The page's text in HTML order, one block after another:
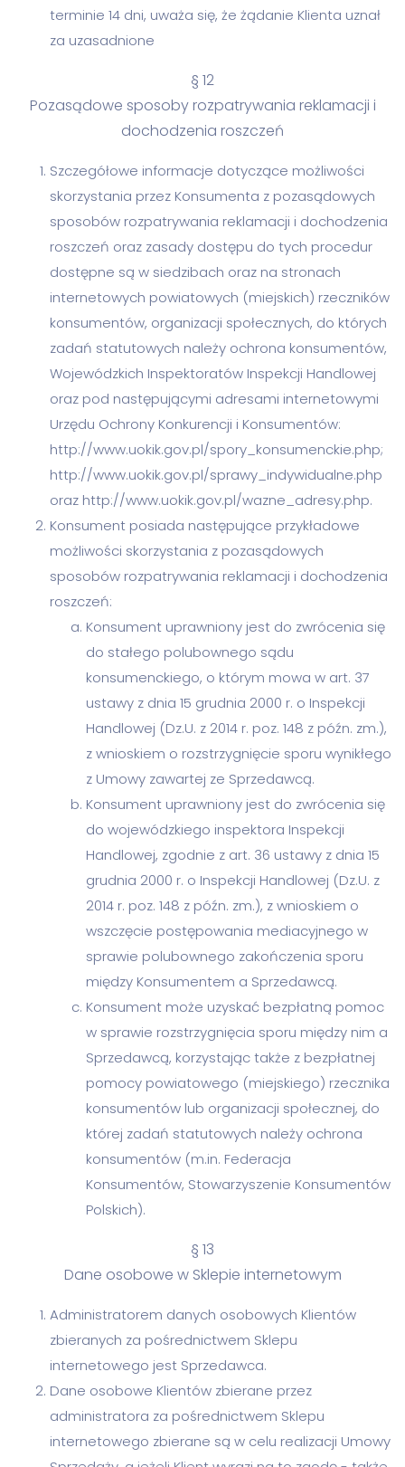
terminie 14 dni, uważa się, że żądanie Klienta uznał
za uzasadnione
§ 12
Pozasądowe sposoby rozpatrywania reklamacji i
dochodzenia roszczeń
Szczegółowe informacje dotyczące możliwości
skorzystania przez Konsumenta z pozasądowych
sposobów rozpatrywania reklamacji i dochodzenia
roszczeń oraz zasady dostępu do tych procedur
dostępne są w siedzibach oraz na stronach
internetowych powiatowych (miejskich) rzeczników
konsumentów, organizacji społecznych, do których
zadań statutowych należy ochrona konsumentów,
Wojewódzkich Inspektoratów Inspekcji Handlowej
oraz pod następującymi adresami internetowymi
Urzędu Ochrony Konkurencji i Konsumentów:
http://www.uokik.gov.pl/spory_konsumenckie.php;
http://www.uokik.gov.pl/sprawy_indywidualne.php
oraz http://www.uokik.gov.pl/wazne_adresy.php.
Konsument posiada następujące przykładowe
możliwości skorzystania z pozasądowych
sposobów rozpatrywania reklamacji i dochodzenia
roszczeń:
Konsument uprawniony jest do zwrócenia się
do stałego polubownego sądu
konsumenckiego, o którym mowa w art. 37
ustawy z dnia 15 grudnia 2000 r. o Inspekcji
Handlowej (Dz.U. z 2014 r. poz. 148 z późn. zm.),
z wnioskiem o rozstrzygnięcie sporu wynikłego
z Umowy zawartej ze Sprzedawcą.
Konsument uprawniony jest do zwrócenia się
do wojewódzkiego inspektora Inspekcji
Handlowej, zgodnie z art. 36 ustawy z dnia 15
grudnia 2000 r. o Inspekcji Handlowej (Dz.U. z
2014 r. poz. 148 z późn. zm.), z wnioskiem o
wszczęcie postępowania mediacyjnego w
sprawie polubownego zakończenia sporu
między Konsumentem a Sprzedawcą.
Konsument może uzyskać bezpłatną pomoc
w sprawie rozstrzygnięcia sporu między nim a
Sprzedawcą, korzystając także z bezpłatnej
pomocy powiatowego (miejskiego) rzecznika
konsumentów lub organizacji społecznej, do
której zadań statutowych należy ochrona
konsumentów (m.in. Federacja
Konsumentów, Stowarzyszenie Konsumentów
Polskich).
§ 13
Dane osobowe w Sklepie internetowym
Administratorem danych osobowych Klientów
zbieranych za pośrednictwem Sklepu
internetowego jest Sprzedawca.
Dane osobowe Klientów zbierane przez
administratora za pośrednictwem Sklepu
internetowego zbierane są w celu realizacji Umowy